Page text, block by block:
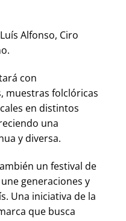
Alfonso, Ciro
con
muestras folclóricas
en distintos
una
y diversa.
un festival de
generaciones y
Una iniciativa de la
que busca